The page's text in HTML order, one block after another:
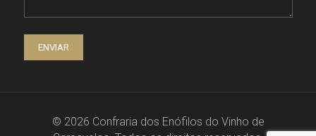
© 2026 Confraria dos Enófilos do Vinho de